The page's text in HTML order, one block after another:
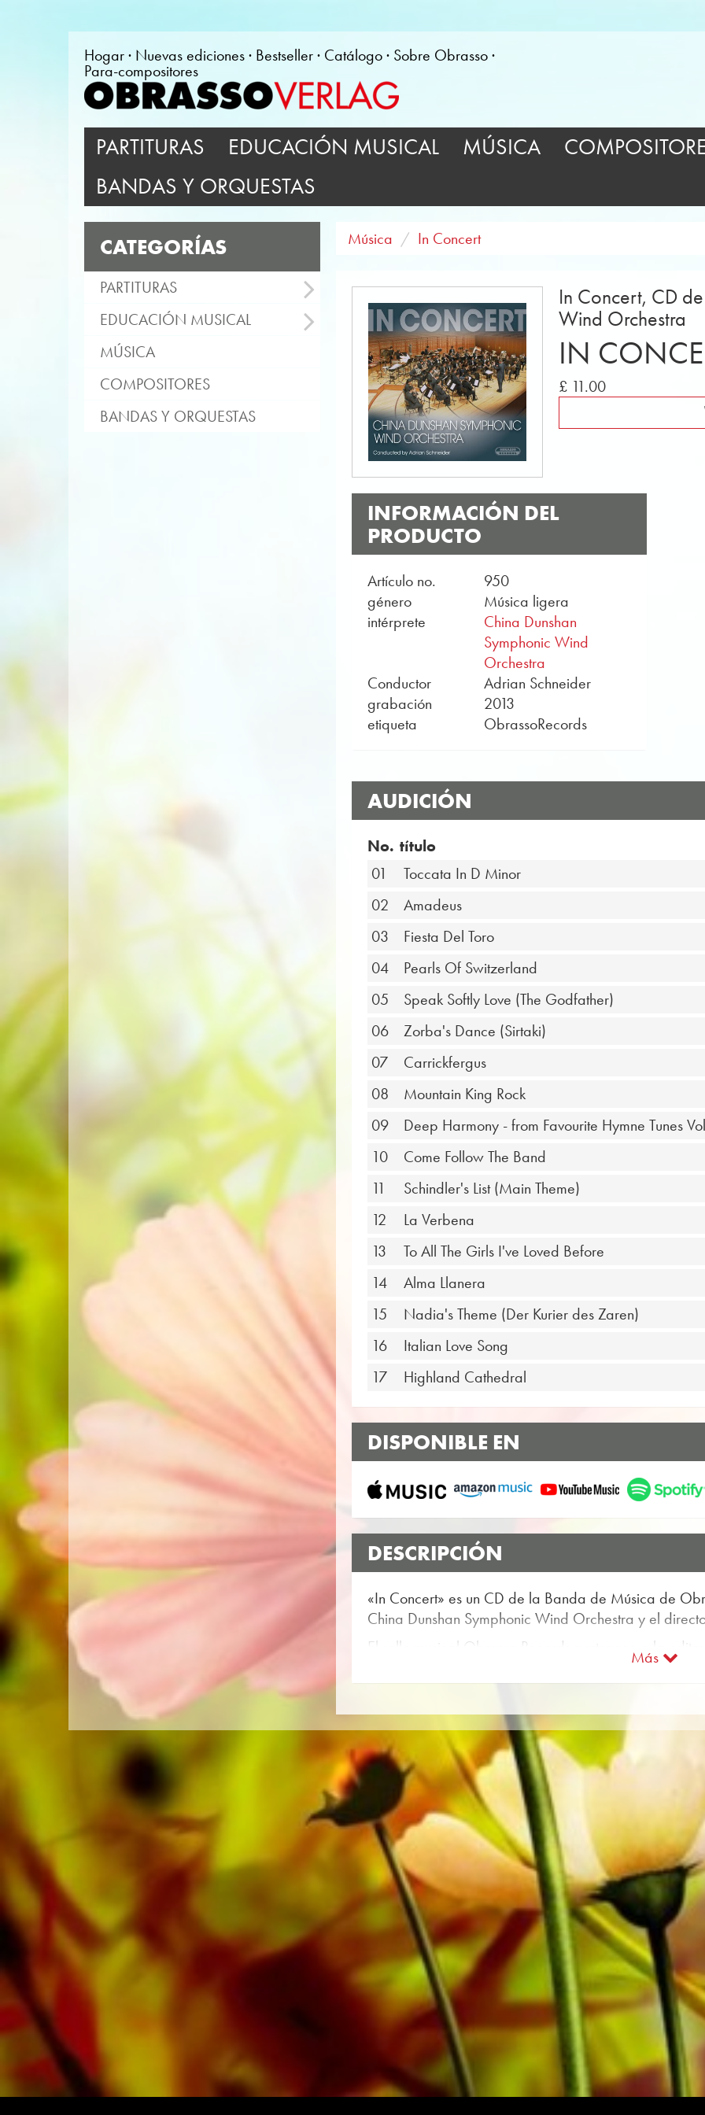
Hogar Nuevas ediciones Bestseller Catálogo
Sobre Obrasso
Para-compositores
PARTITURAS EDUCACIÓN MUSICAL MÚSICA
BANDAS Y ORQUESTAS
CATEGORÍAS
PARTITURAS
EDUCACIÓN MUSICAL
MÚSICA
COMPOSITORES
BANDAS Y ORQUESTAS
Música In Concert
In Concert, CD
Wind Orchestra
IN
£ 11.00
INFORMACIÓN DEL
PRODUCTO
Artículo no.
950
género
Música ligera
intérprete
China Dunshan
Symphonic Wind
Orchestra
Conductor
Adrian Schneider
grabación
2013
etiqueta
ObrassoRecords
AUDICIÓN
No. título
01
Toccata In D Minor
02
Amadeus
03
Fiesta Del Toro
04
Pearls Of Switzerland
05
Speak Softly Love (The Godfather)
06
Zorba's Dance (Sirtaki)
07
Carrickfergus
08
Mountain King Rock
09
Deep Harmony - from Favourite Hymne Tunes
10
Come Follow The Band
11
Schindler's List (Main Theme)
12
La Verbena
13
To All The Girls I've Loved Before
14
Alma Llanera
15
Nadia's Theme (Der Kurier des Zaren)
16
Italian Love Song
17
Highland Cathedral
DISPONIBLE EN
DESCRIPCIÓN
«In Concert» es un CD de la Banda de Música de
China Dunshan Symphonic Wind Orchestra y el
El sello musical Obrasso Records pertenece a la
Dunshan Symphonic Wind Orchestra ha grabado
encontrarlos en la tienda online de Obrasso Partitura
Todos los operadores de sonido también están
portales de Apple, Amazon, Google, Spotify y otros
Más